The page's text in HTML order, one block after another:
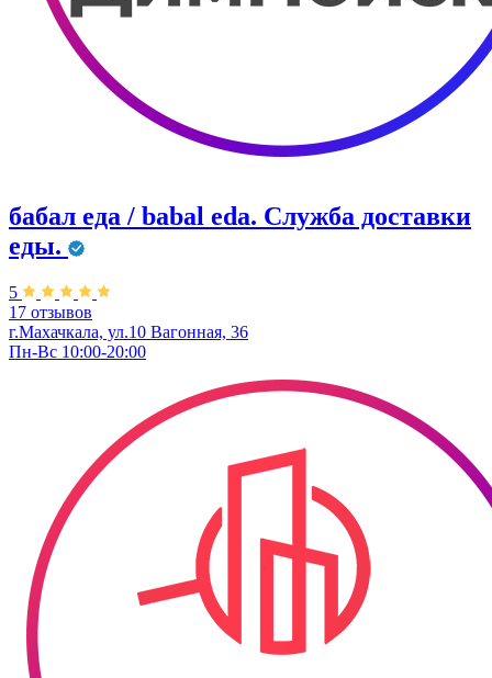
бабал еда / babal eda. ​Служба доставки
еды.
5
17 отзывов
г.Махачкала, ул.10 Вагонная, 36
Пн-Вс 10:00-20:00